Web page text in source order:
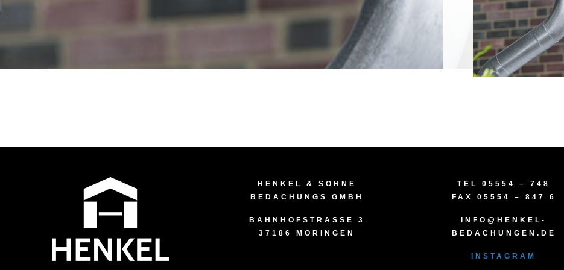
HENKEL & SÖHNE
BEDACHUNGS GMBH
BAHNHOFSTRASSE 3
37186 MORINGEN
TEL 05554 – 748
FAX 05554 – 847 6
INFO@HENKEL-
BEDACHUNGEN.DE
INSTAGRAM